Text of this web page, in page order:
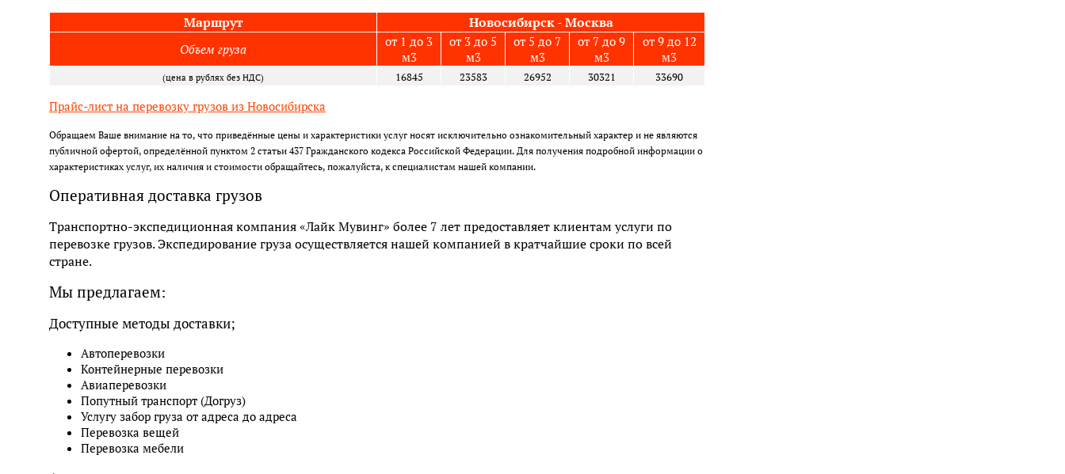
Маршрут Новосибирск - Москва
Объем груза
от 1 до 3
м3
от 3 до 5
м3
от 5 до 7
м3
от 7 до 9
м3
от 9 до 12
м3
(цена в рублях без НДС) 16845 23583 26952 30321 33690
Прайс-лист на перевозку грузов из Новосибирска
Обращаем Ваше внимание на то, что приведённые цены и характеристики услуг носят исключительно ознакомительный характер и не являются
публичной офертой, определённой пунктом 2 статьи 437 Гражданского кодекса Российской Федерации. Для получения подробной информации о
характеристиках услуг, их наличия и стоимости обращайтесь, пожалуйста, к специалистам нашей компании.
Оперативная доставка грузов
Транспортно-экспедиционная компания «Лайк Мувинг» более 7 лет предоставляет клиентам услуги по
перевозке грузов. Экспедирование груза осуществляется нашей компанией в кратчайшие сроки по всей
стране.
Мы предлагаем:
Доступные методы доставки;
Автоперевозки
Контейнерные перевозки
Авиаперевозки
Попутный транспорт (Догруз)
Услугу забор груза от адреса до адреса
Перевозка вещей
Перевозка мебели